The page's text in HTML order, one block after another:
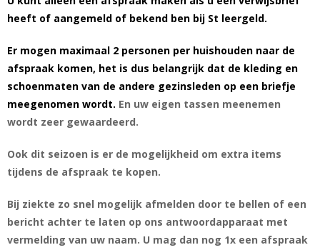
heeft of aangemeld of bekend ben bij St leergeld.
Er mogen maximaal 2 personen per huishouden naar de
afspraak komen, het is dus belangrijk dat de kleding en
schoenmaten van de andere gezinsleden op een briefje
meegenomen wordt. En uw eigen tassen meenemen
wordt zeer gewaardeerd.
Ook dit seizoen is er de mogelijkheid om extra items
tijdens de afspraak te kopen.
Bij ziekte zo snel mogelijk afmelden door te bellen of een
bericht achter te laten op ons antwoordapparaat met
vermelding van uw naam. U mag dan nog 1x een afspraak